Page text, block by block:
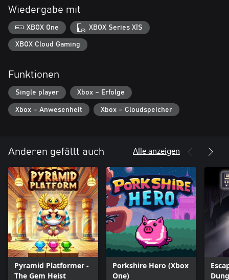
Wiedergabe mit
XBOX One XBOX Series X|S
XBOX Cloud Gaming
Funktionen
Single player Xbox – Erfolge
Xbox – Anwesenheit Xbox – Cloudspeicher
Anderen gefällt auch Alle anzeigen
Pyramid Platformer -
The Gem Heist
Porkshire Hero (Xbox
One)